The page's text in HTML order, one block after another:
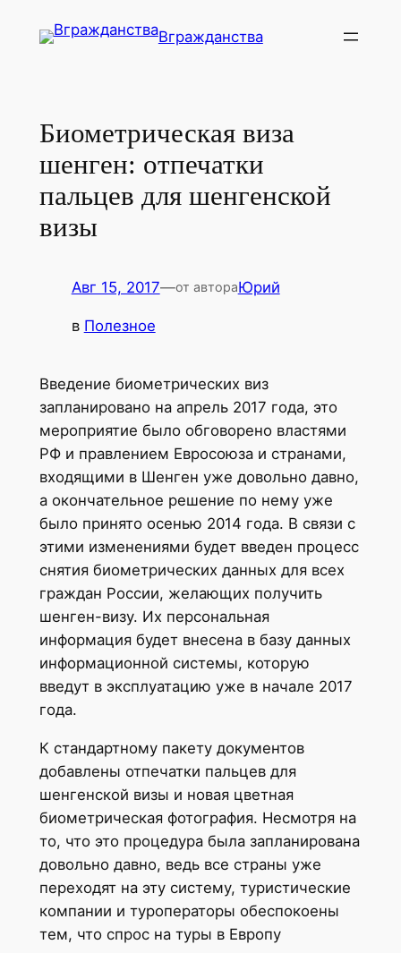
Вгражданства
Биометрическая виза
шенген: отпечатки
пальцев для шенгенской
визы
Авг 15, 2017—от автораЮрий
в Полезное
Введение биометрических виз
запланировано на апрель 2017 года, это
мероприятие было обговорено властями
РФ и правлением Евросоюза и странами,
входящими в Шенген уже довольно давно,
а окончательное решение по нему уже
было принято осенью 2014 года. В связи с
этими изменениями будет введен процесс
снятия биометрических данных для всех
граждан России, желающих получить
шенген-визу. Их персональная
информация будет внесена в базу данных
информационной системы, которую
введут в эксплуатацию уже в начале 2017
года.
К стандартному пакету документов
добавлены отпечатки пальцев для
шенгенской визы и новая цветная
биометрическая фотография. Несмотря на
то, что это процедура была запланирована
довольно давно, ведь все страны уже
переходят на эту систему, туристические
компании и туроператоры обеспокоены
тем, что спрос на туры в Европу